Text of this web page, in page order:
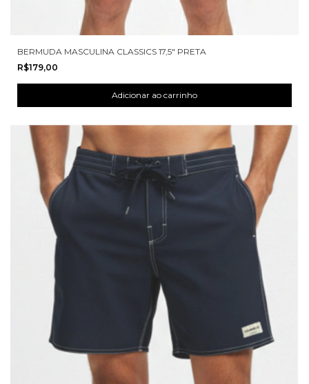
BERMUDA MASCULINA CLASSICS 17,5" PRETA
R$179,00